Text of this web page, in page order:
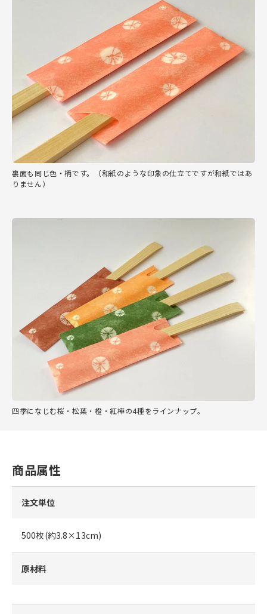
裏面も同じ色・柄です。（和紙のような印象の仕立てですが和紙ではあ
りません）
四季になじむ桜・松葉・橙・紅樺の4種をラインナップ。
商品属性
注文単位
500枚(約3.8×13cm)
原材料